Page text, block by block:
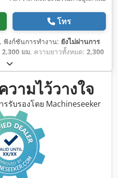
โทร
, ฟังก์ชันการทำงาน: ยังไม่ผ่านการ
2,300 มม, ความยาวทั้งหมด: 2,300
ประเภทกระแสไฟฟ้าที่เข้ามา:
, ความยาวภายใน:1,900 มม, ความ
รวม: 800 กก. , แรงดันไฟฟ้าขา
ามไว้วางใจ
รับรองโดย Machineseeker